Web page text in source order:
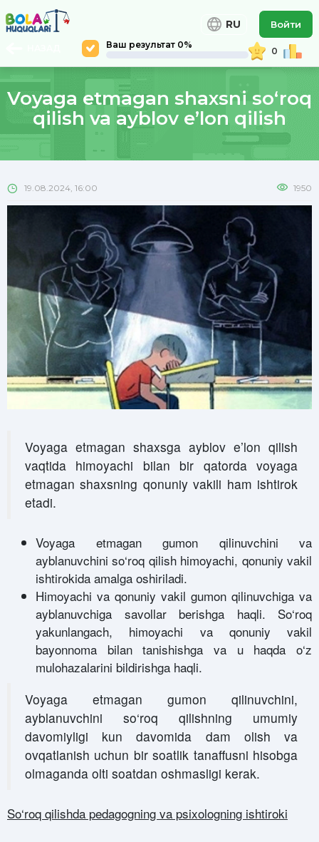
Ваш результат 0%
0
RU Войти
Voyaga etmagan shaxsni so‘roq
qilish va ayblov e’lon qilish
19.08.2024, 16:00 1950
Voyaga etmagan shaxsga ayblov e’lon qilish
vaqtida himoyachi bilan bir qatorda voyaga
etmagan shaxsning qonuniy vakili ham ishtirok
etadi.
Voyaga etmagan gumon qilinuvchini va
ayblanuvchini so‘roq qilish himoyachi, qonuniy vakil
ishtirokida amalga oshiriladi.
Himoyachi va qonuniy vakil gumon qilinuvchiga va
ayblanuvchiga savollar berishga haqli. So‘roq
yakunlangach, himoyachi va qonuniy vakil
bayonnoma bilan tanishishga va u haqda o‘z
mulohazalarini bildirishga haqli.
Voyaga etmagan gumon qilinuvchini,
ayblanuvchini so‘roq qilishning umumiy
davomiyligi kun davomida dam olish va
ovqatlanish uchun bir soatlik tanaffusni hisobga
olmaganda olti soatdan oshmasligi kerak.
So‘roq qilishda pedagogning va psixologning ishtiroki